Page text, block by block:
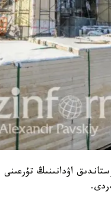
اۋدانىنىڭ تۇرعىنى